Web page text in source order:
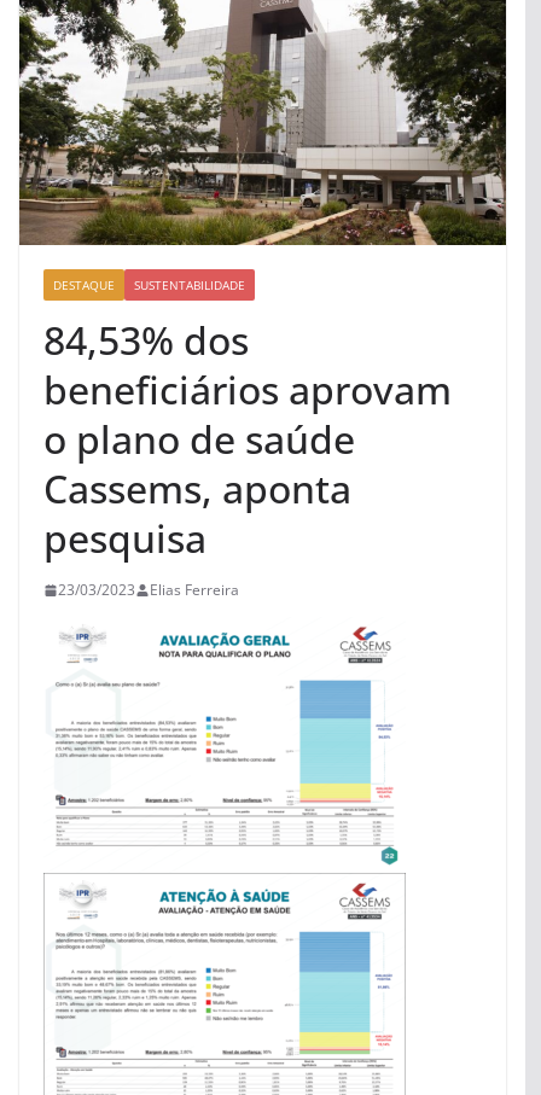
DESTAQUE SUSTENTABILIDADE
84,53% dos
beneficiários aprovam
o plano de saúde
Cassems, aponta
pesquisa
23/03/2023 Elias Ferreira